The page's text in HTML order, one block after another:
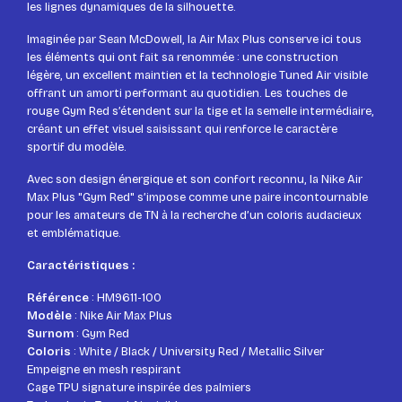
les lignes dynamiques de la silhouette.
Imaginée par Sean McDowell, la Air Max Plus conserve ici tous
les éléments qui ont fait sa renommée : une construction
légère, un excellent maintien et la technologie Tuned Air visible
offrant un amorti performant au quotidien. Les touches de
rouge Gym Red s’étendent sur la tige et la semelle intermédiaire,
créant un effet visuel saisissant qui renforce le caractère
sportif du modèle.
Avec son design énergique et son confort reconnu, la Nike Air
Max Plus "Gym Red" s’impose comme une paire incontournable
pour les amateurs de TN à la recherche d’un coloris audacieux
et emblématique.
Caractéristiques :
Référence : HM9611-100
Modèle : Nike Air Max Plus
Surnom : Gym Red
Coloris : White / Black / University Red / Metallic Silver
Empeigne en mesh respirant
Cage TPU signature inspirée des palmiers